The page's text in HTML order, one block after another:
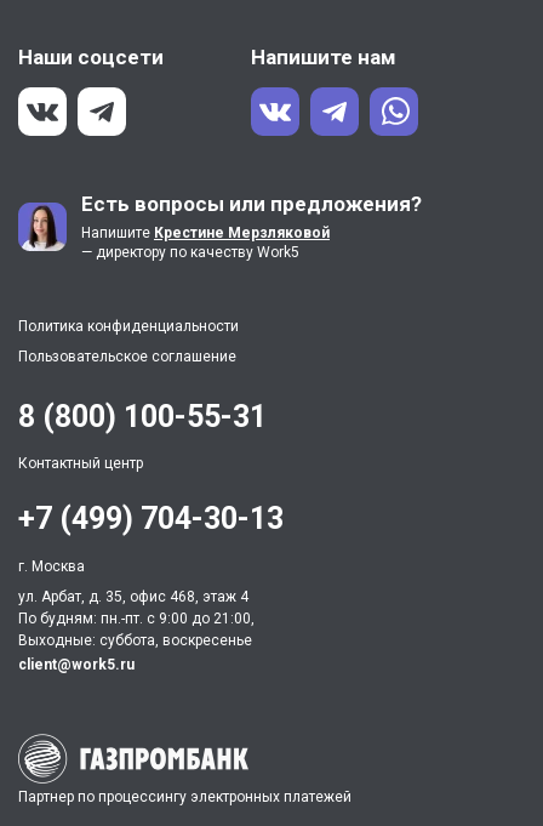
Наши соцсети Напишите нам
Есть вопросы или предложения?
Напишите Крестине Мерзляковой
— директору по качеству Work5
Политика конфиденциальности
Пользовательское соглашение
Партнер по процессингу электронных платежей
8 (800) 100-55-31
Контактный центр
+7 (499) 704-30-13
г. Москва
ул. Арбат, д. 35, офис 468, этаж 4
По будням: пн.-пт. c 9:00 до 21:00,
Выходные: суббота, воскресенье
client@work5.ru